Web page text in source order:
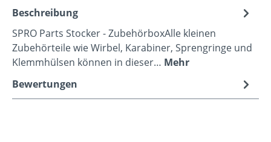
Beschreibung
SPRO Parts Stocker - ZubehörboxAlle kleinen
Zubehörteile wie Wirbel, Karabiner, Sprengringe und
Klemmhülsen können in dieser… Mehr
Bewertungen